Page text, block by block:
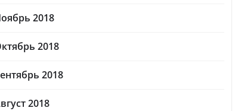
2018
2018
2018
2018